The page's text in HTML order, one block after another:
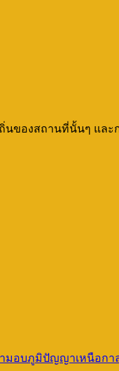
ของสถานที่นั้นๆ แล
อบภูมิปัญญาเหนือกา